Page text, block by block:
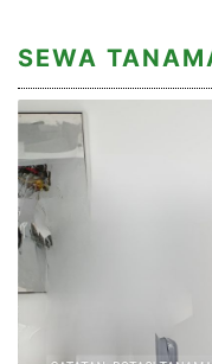
SEWA